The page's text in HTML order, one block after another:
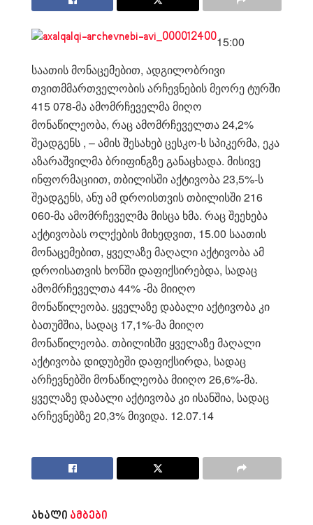
15:00
საათის მონაცემებით, ადგილობრივი
თვითმმართველობის არჩევნების მეორე ტურში
415 078-მა ამომრჩეველმა მიღო
მონაწილეობა, რაც ამომრჩეველთა 24,2%
შეადგენს , – ამის შესახებ ცესკო-ს სპიკერმა, ეკა
აზარაშვილმა ბრიფინგზე განაცხადა. მისივე
ინფორმაციით, თბილისში აქტივობა 23,5%-ს
შეადგენს, ანუ ამ დროისთვის თბილისში 216
060-მა ამომრჩეველმა მისცა ხმა. რაც შეეხება
აქტივობას ოლქების მიხედვით, 15.00 საათის
მონაცემებით, ყველაზე მაღალი აქტივობა ამ
დროისათვის ხონში დაფიქსირებდა, სადაც
ამომრჩეველთა 44% -მა მიიღო
მონაწილეობა. ყველაზე დაბალი აქტივობა კი
ბათუმშია, სადაც 17,1%-მა მიიღო
მონაწილეობა. თბილისში ყველაზე მაღალი
აქტივობა დიდუბეში დაფიქსირდა, სადაც
არჩევნებში მონაწილეობა მიიღო 26,6%-მა.
ყველაზე დაბალი აქტივობა კი ისანშია, სადაც
არჩევნებზე 20,3% მივიდა. 12.07.14
ახალი ამბები